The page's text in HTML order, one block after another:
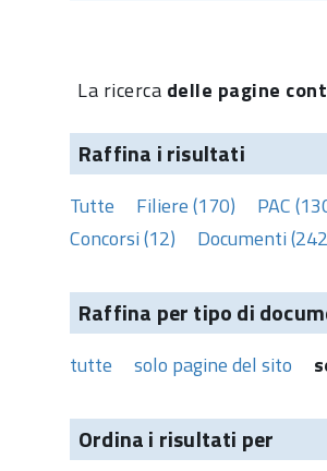
La ricerca delle pagine
Raffina i risultati
Tutte Filiere (170) PAC
Concorsi (12)
Documenti
Raffina per tipo di
tutte solo pagine del sito
Ordina i risultati per